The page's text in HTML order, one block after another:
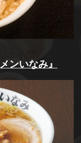
ンいなみ』